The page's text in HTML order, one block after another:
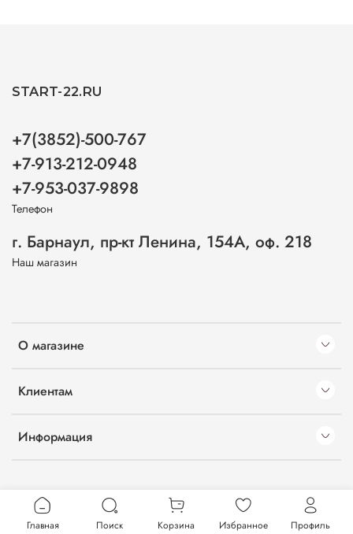
О магазине
Клиентам
Информация
START-22.RU
+7(3852)-500-767
+7-913-212-0948
+7-953-037-9898
Телефон
г. Барнаул, пр-кт Ленина, 154А, оф. 218
Наш магазин
Главная Поиск Корзина Избранное Профиль